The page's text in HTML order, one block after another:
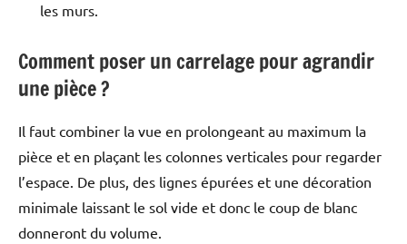
les murs.
Comment poser un carrelage pour agrandir
une pièce ?
Il faut combiner la vue en prolongeant au maximum la
pièce et en plaçant les colonnes verticales pour regarder
l’espace. De plus, des lignes épurées et une décoration
minimale laissant le sol vide et donc le coup de blanc
donneront du volume.